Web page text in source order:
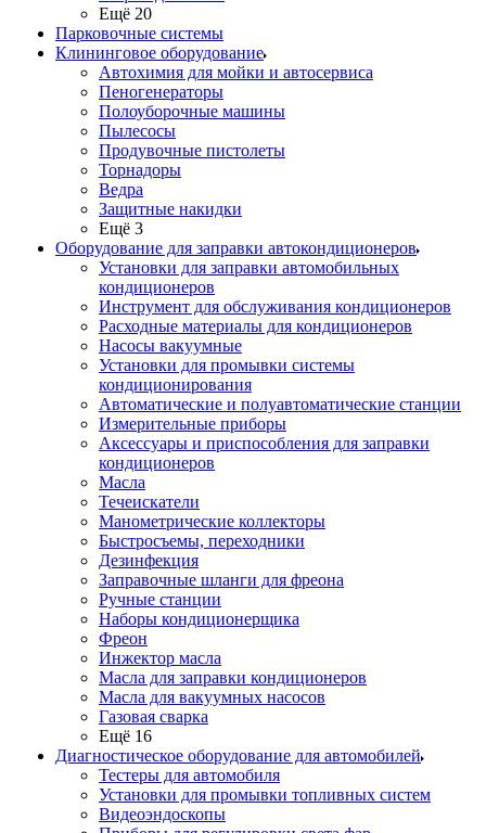
Ещё 20
Парковочные системы
Клининговое оборудование
Автохимия для мойки и автосервиса
Пеногенераторы
Полоуборочные машины
Пылесосы
Продувочные пистолеты
Торнадоры
Ведра
Защитные накидки
Ещё 3
Оборудование для заправки автокондиционеров
Установки для заправки автомобильных
кондиционеров
Инструмент для обслуживания кондиционеров
Расходные материалы для кондиционеров
Насосы вакуумные
Установки для промывки системы
кондиционирования
Автоматические и полуавтоматические станции
Измерительные приборы
Аксессуары и приспособления для заправки
кондиционеров
Масла
Течеискатели
Манометрические коллекторы
Быстросъемы, переходники
Дезинфекция
Заправочные шланги для фреона
Ручные станции
Наборы кондиционерщика
Фреон
Инжектор масла
Масла для заправки кондиционеров
Масла для вакуумных насосов
Газовая сварка
Ещё 16
Диагностическое оборудование для автомобилей
Тестеры для автомобиля
Установки для промывки топливных систем
Видеоэндоскопы